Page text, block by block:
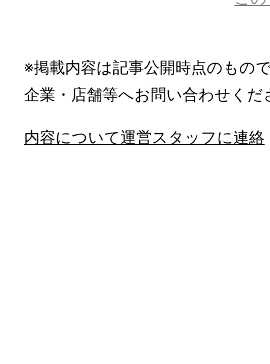
※掲載内容は記事公開時点のもの
企業・店舗等へお問い合わせくだ
内容について運営スタッフに連絡